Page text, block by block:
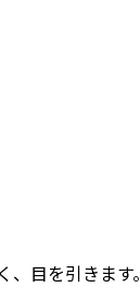
目を引きます。